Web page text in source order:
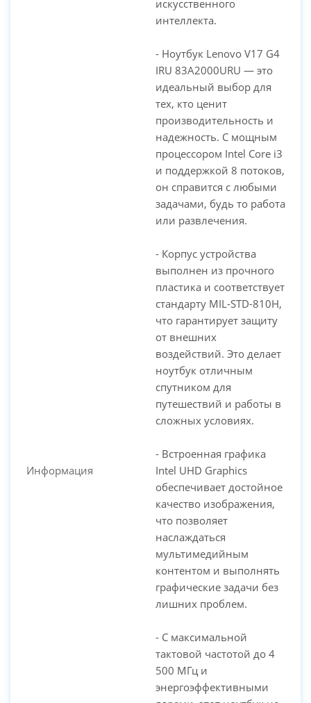
Информация
искусственного
интеллекта.
- Ноутбук Lenovo V17 G4
IRU 83A2000URU — это
идеальный выбор для
тех, кто ценит
производительность и
надежность. С мощным
процессором Intel Core i3
и поддержкой 8 потоков,
он справится с любыми
задачами, будь то работа
или развлечения.
- Корпус устройства
выполнен из прочного
пластика и соответствует
стандарту MIL-STD-810H,
что гарантирует защиту
от внешних
воздействий. Это делает
ноутбук отличным
спутником для
путешествий и работы в
сложных условиях.
- Встроенная графика
Intel UHD Graphics
обеспечивает достойное
качество изображения,
что позволяет
наслаждаться
мультимедийным
контентом и выполнять
графические задачи без
лишних проблем.
- С максимальной
тактовой частотой до 4
500 МГц и
энергоэффективными